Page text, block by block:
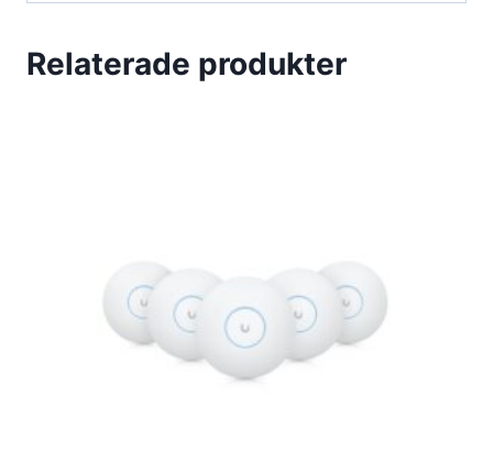
Relaterade produkter